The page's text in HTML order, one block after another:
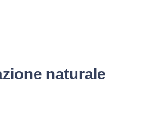
naturale